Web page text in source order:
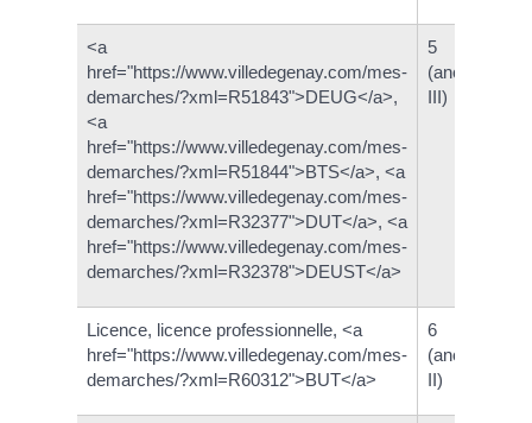
<a
href="https://www.villedegenay.com/mes-
demarches/?xml=R51843">DEUG</a>,
<a
href="https://www.villedegenay.com/mes-
demarches/?xml=R51844">BTS</a>, <a
href="https://www.villedegenay.com/mes-
demarches/?xml=R32377">DUT</a>, <a
href="https://www.villedegenay.com/mes-
demarches/?xml=R32378">DEUST</a>
5
III)
Licence, licence professionnelle, <a
href="https://www.villedegenay.com/mes-
demarches/?xml=R60312">BUT</a>
6
II)